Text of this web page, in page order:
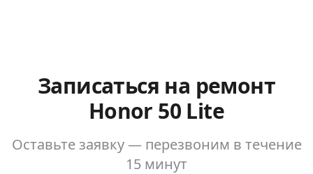
Записаться на ремонт
Honor 50 Lite
Оставьте заявку — перезвоним в течение
15 минут